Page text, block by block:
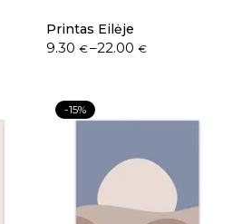
Printas Eilėje
9.30 €–22.00 €
-15%